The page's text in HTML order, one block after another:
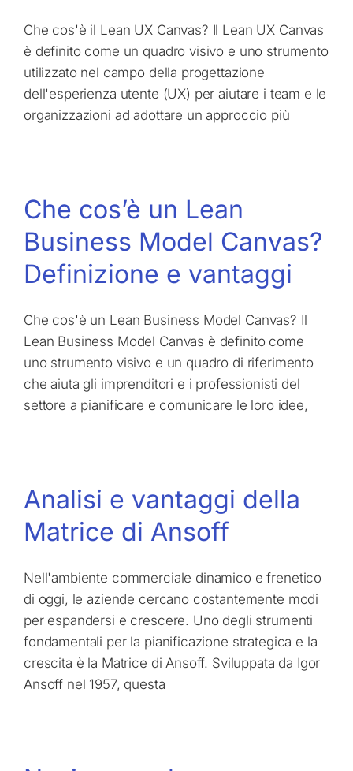
Che cos'è il Lean UX Canvas? Il Lean UX Canvas
è definito come un quadro visivo e uno strumento
utilizzato nel campo della progettazione
dell'esperienza utente (UX) per aiutare i team e le
organizzazioni ad adottare un approccio più
Che cos’è un Lean
Business Model Canvas?
Definizione e vantaggi
Che cos'è un Lean Business Model Canvas? Il
Lean Business Model Canvas è definito come
uno strumento visivo e un quadro di riferimento
che aiuta gli imprenditori e i professionisti del
settore a pianificare e comunicare le loro idee,
Analisi e vantaggi della
Matrice di Ansoff
Nell'ambiente commerciale dinamico e frenetico
di oggi, le aziende cercano costantemente modi
per espandersi e crescere. Uno degli strumenti
fondamentali per la pianificazione strategica e la
crescita è la Matrice di Ansoff. Sviluppata da Igor
Ansoff nel 1957, questa